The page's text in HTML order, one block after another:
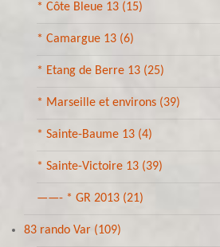
* Côte Bleue 13 (15)
* Camargue 13 (6)
* Etang de Berre 13 (25)
* Marseille et environs (39)
* Sainte-Baume 13 (4)
* Sainte-Victoire 13 (39)
——- * GR 2013 (21)
83 rando Var (109)